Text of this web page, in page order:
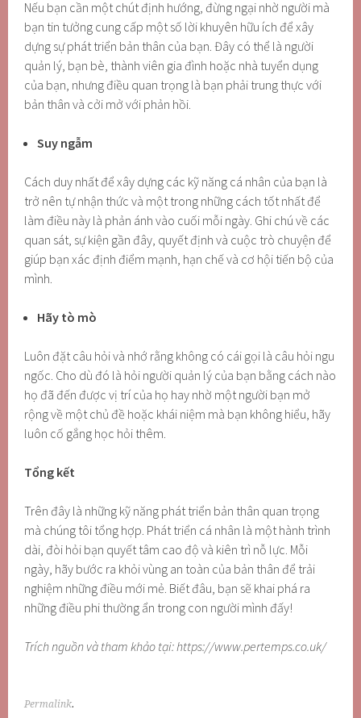
Nếu bạn cần một chút định hướng, đừng ngại nhờ người mà
bạn tin tưởng cung cấp một số lời khuyên hữu ích để xây
dựng sự phát triển bản thân của bạn. Đây có thể là người
quản lý, bạn bè, thành viên gia đình hoặc nhà tuyển dụng
của bạn, nhưng điều quan trọng là bạn phải trung thực với
bản thân và cởi mở với phản hồi.
Suy ngẫm
Cách duy nhất để xây dựng các kỹ năng cá nhân của bạn là
trở nên tự nhận thức và một trong những cách tốt nhất để
làm điều này là phản ánh vào cuối mỗi ngày. Ghi chú về các
quan sát, sự kiện gần đây, quyết định và cuộc trò chuyện để
giúp bạn xác định điểm mạnh, hạn chế và cơ hội tiến bộ của
mình.
Hãy tò mò
Luôn đặt câu hỏi và nhớ rằng không có cái gọi là câu hỏi ngu
ngốc. Cho dù đó là hỏi người quản lý của bạn bằng cách nào
họ đã đến được vị trí của họ hay nhờ một người bạn mở
rộng về một chủ đề hoặc khái niệm mà bạn không hiểu, hãy
luôn cố gắng học hỏi thêm.
Tổng kết
Trên đây là những kỹ năng phát triển bản thân quan trọng
mà chúng tôi tổng hợp. Phát triển cá nhân là một hành trình
dài, đòi hỏi bạn quyết tâm cao độ và kiên trì nỗ lực. Mỗi
ngày, hãy bước ra khỏi vùng an toàn của bản thân để trải
nghiệm những điều mới mẻ. Biết đâu, bạn sẽ khai phá ra
những điều phi thường ẩn trong con người mình đấy!
Trích nguồn và tham khảo tại: https://www.pertemps.co.uk/
Permalink.